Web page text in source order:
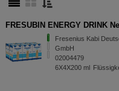
FRESUBIN ENERGY DRINK
Fresenius Kabi
GmbH
02004479
6X4X200 ml